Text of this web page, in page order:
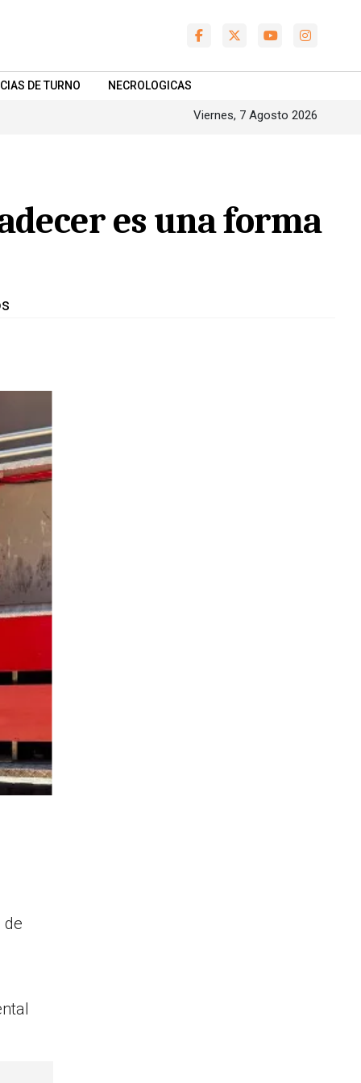
DE TURNO NECROLOGICAS
Viernes, 7 Agosto 2026
es una forma
de